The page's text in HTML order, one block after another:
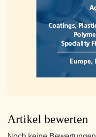
Artikel bewerten